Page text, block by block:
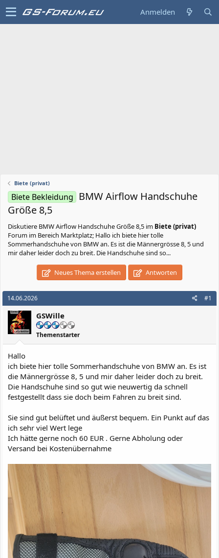
Anmelden
Biete (privat)
Biete Bekleidung
BMW Airflow Handschuhe
Größe 8,5
Diskutiere BMW Airflow Handschuhe Größe 8,5 im Biete (privat)
Forum im Bereich Marktplatz; Hallo ich biete hier tolle
Sommerhandschuhe von BMW an. Es ist die Männergrösse 8, 5 und
mir daher leider doch zu breit. Die Handschuhe sind so...
Neues Thema erstellen Antworten
14.06.2026 #1
GSWille
Themenstarter
Hallo
ich biete hier tolle Sommerhandschuhe von BMW an. Es ist
die Männergrösse 8, 5 und mir daher leider doch zu breit.
Die Handschuhe sind so gut wie neuwertig da schnell
festgestellt dass sie doch beim Fahren zu breit sind.
Sie sind gut belüftet und äußerst bequem. Ein Punkt auf das
ich sehr viel Wert lege
Ich hätte gerne noch 60 EUR . Gerne Abholung oder
Versand bei Kostenübernahme